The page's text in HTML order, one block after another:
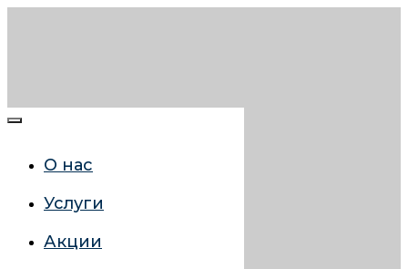
О нас
Услуги
Акции